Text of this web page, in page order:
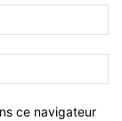
ce navigateur